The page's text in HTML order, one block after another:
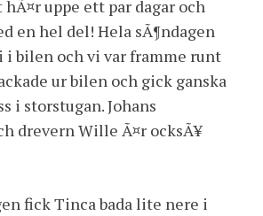
uppe ett par dagar och
en hel del! Hela sÃ¶ndagen
bilen och vi var framme runt
ur bilen och gick ganska
i storstugan. Johans
drevern Wille Ã¤r ocksÃ¥
fick Tinca bada lite nere i